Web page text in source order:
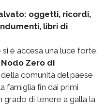
oggetti, ricordi,
libri di
è accesa una luce forte.
Nodo Zero di
comunità del paese
famiglia fin dai primi
grado di tenere a galla la